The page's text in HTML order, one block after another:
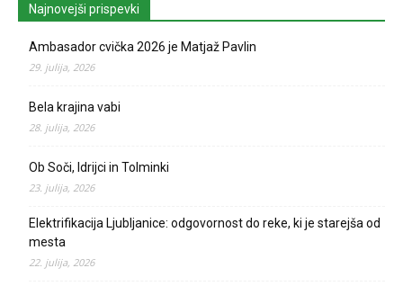
Najnovejši prispevki
Ambasador cvička 2026 je Matjaž Pavlin
29. julija, 2026
Bela krajina vabi
28. julija, 2026
Ob Soči, Idrijci in Tolminki
23. julija, 2026
Elektrifikacija Ljubljanice: odgovornost do reke, ki je starejša od
mesta
22. julija, 2026